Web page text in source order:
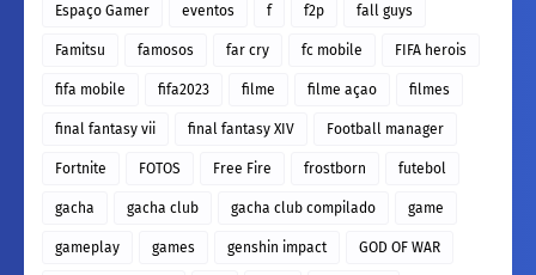
Espaço Gamer eventos f f2p fall guys
Famitsu famosos far cry fc mobile FIFA herois
fifa mobile fifa2023 filme filme açao filmes
final fantasy vii final fantasy XIV Football manager
Fortnite FOTOS Free Fire frostborn futebol
gacha gacha club gacha club compilado game
gameplay games genshin impact GOD OF WAR